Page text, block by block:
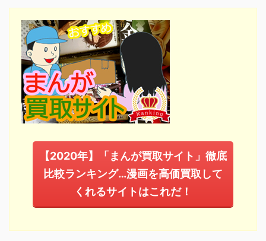
【2020年】「まんが買取サイト」徹底
比較ランキング…漫画を高価買取して
くれるサイトはこれだ！